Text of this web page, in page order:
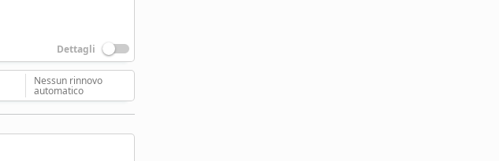
Dettagli
Nessun rinnovo
automatico